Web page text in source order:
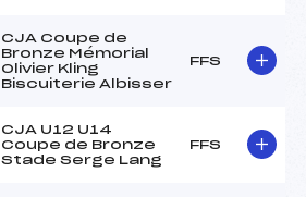
CJA Coupe de
Bronze Mémorial
Olivier Kling
Biscuiterie Albisser
FFS
CJA U12 U14
Coupe de Bronze
Stade Serge Lang
FFS